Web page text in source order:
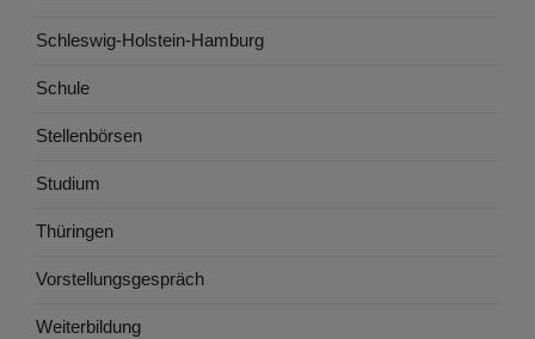
Schleswig-Holstein-Hamburg
Schule
Stellenbörsen
Studium
Thüringen
Vorstellungsgespräch
Weiterbildung